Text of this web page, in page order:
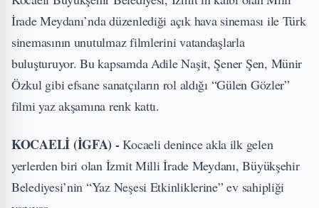
İrade Meydanı’nda düzenlediği açık hava sineması ile Türk
sinemasının unutulmaz filmlerini vatandaşlarla
buluşturuyor. Bu kapsamda Adile Naşit, Şener Şen, Münir
Özkul gibi efsane sanatçıların rol aldığı “Gülen Gözler”
filmi yaz akşamına renk kattı.
KOCAELİ (İGFA) -Kocaeli denince akla ilk gelen
yerlerden biri olan İzmit Milli İrade Meydanı, Büyükşehir
Belediyesi’nin “Yaz Neşesi Etkinliklerine” ev sahipliği